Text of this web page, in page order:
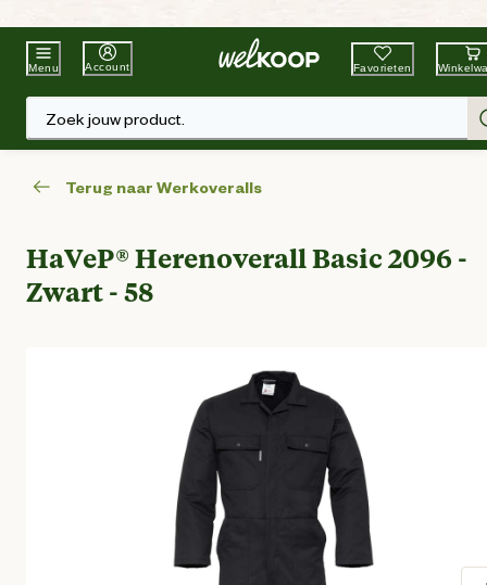
Beste WinkelketenTuin & Dier
Menu Account Favorieten
Zoek jouw product.
Terug naar Werkoveralls
HaVeP® Herenoverall Basic 2096 -
Zwart - 58